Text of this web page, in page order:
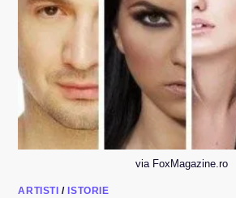
via FoxMagazine.ro
ARTISTI / ISTORIE